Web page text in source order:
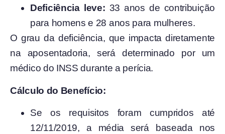
Deficiência leve: 33 anos de contribuição
para homens e 28 anos para mulheres.
O grau da deficiência, que impacta diretamente
na aposentadoria, será determinado por um
médico do INSS durante a perícia.
Cálculo do Benefício:
Se os requisitos foram cumpridos até
12/11/2019, a média será baseada nos